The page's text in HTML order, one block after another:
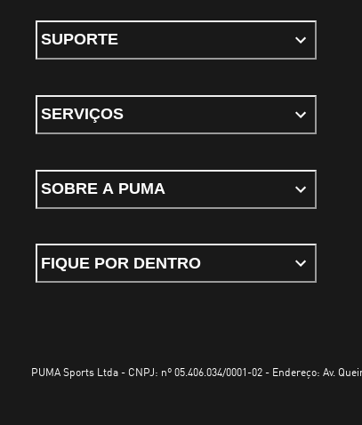
SUPORTE
SERVIÇOS
SOBRE A PUMA
FIQUE POR DENTRO
PUMA Sports Ltda - CNPJ: nº 05.406.034/0001-02 - Endereço: Av.